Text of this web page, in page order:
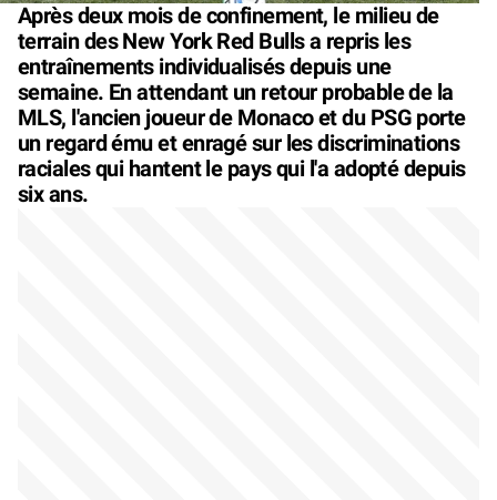
Après deux mois de confinement, le milieu de
terrain des New York Red Bulls a repris les
entraînements individualisés depuis une
semaine. En attendant un retour probable de la
MLS, l'ancien joueur de Monaco et du PSG porte
un regard ému et enragé sur les discriminations
raciales qui hantent le pays qui l'a adopté depuis
six ans.